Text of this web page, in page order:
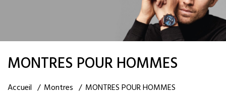
MONTRES POUR HOMMES
Accueil Montres MONTRES POUR HOMMES